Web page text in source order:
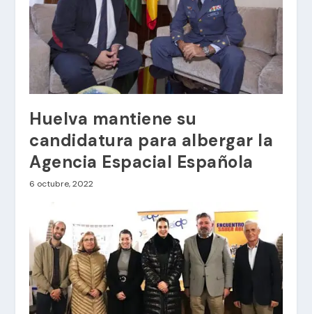
Huelva mantiene su
candidatura para albergar la
Agencia Espacial Española
6 octubre, 2022